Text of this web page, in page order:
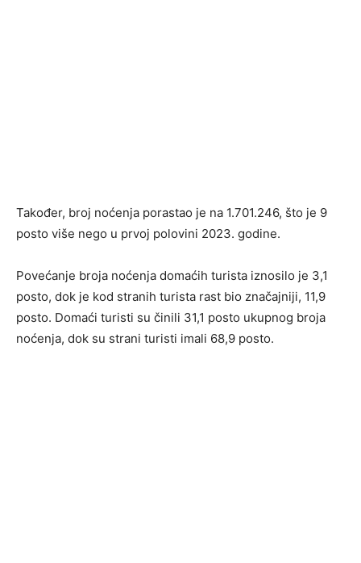
Također, broj noćenja porastao je na 1.701.246, što je 9
posto više nego u prvoj polovini 2023. godine.
Povećanje broja noćenja domaćih turista iznosilo je 3,1
posto, dok je kod stranih turista rast bio značajniji, 11,9
posto. Domaći turisti su činili 31,1 posto ukupnog broja
noćenja, dok su strani turisti imali 68,9 posto.